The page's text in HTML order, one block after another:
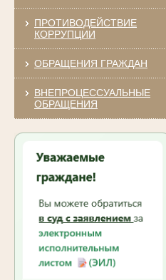
ПРОТИВОДЕЙСТВИЕ
КОРРУПЦИИ
ОБРАЩЕНИЯ ГРАЖДАН
ВНЕПРОЦЕССУАЛЬНЫЕ
ОБРАЩЕНИЯ